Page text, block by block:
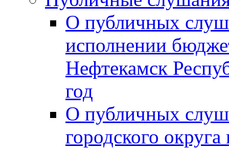
О публичных
исполнении
Нефтекамск
год
О публичных
городского